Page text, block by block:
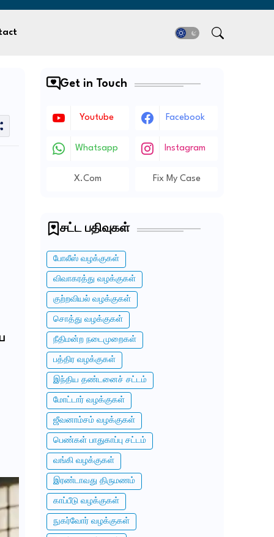
Get in Touch
Youtube Facebook
Whatsapp Instagram
X.com Fix My Case
சட்ட பதிவுகள்
போலீஸ் வழக்குகள்
விவாகரத்து வழக்குகள்
குற்றவியல் வழக்குகள்
சொத்து வழக்குகள்
நீதிமன்ற நடைமுறைகள்
பத்திர வழக்குகள்
இந்திய தண்டனைச் சட்டம்
மோட்டார் வழக்குகள்
ஜீவனாம்சம் வழக்குகள்
பெண்கள் பாதுகாப்பு சட்டம்
வங்கி வழக்குகள்
இரண்டாவது திருமணம்
காப்பீடு வழக்குகள்
நுகர்வோர் வழக்குகள்